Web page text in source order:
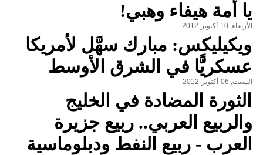
يا أمة هيفاء وهبي!
الأربعاء, 10-أكتوبر-2012
ويكيليكس: مبارك سهَّل لأمريكا
عسكريًّا في الشرق الأوسط
السبت, 06-أكتوبر-2012
الثورة المضادة في الخليج
والربيع العربي.. ربيع جزيرة
العرب - ربيع النفط ودبلوماسية